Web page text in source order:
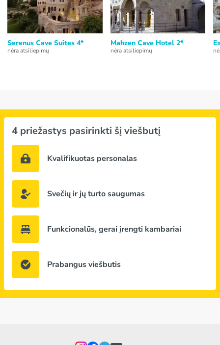
Serenus Cave Suites 4*
nėra atsiliepimų
Mahzen Cave Hotel 2*
nėra atsiliepimų
4 priežastys pasirinkti šį viešbutį
Kvalifikuotas personalas
Svečių ir jų turto saugumas
Funkcionalūs, gerai įrengti kambariai
Prabangus viešbutis